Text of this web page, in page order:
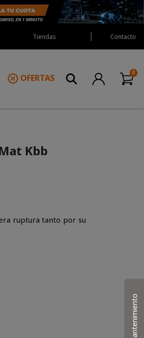
Tiendas Contacto
OFERTAS
Kbb
ruptura tanto por su
Mantenimiento